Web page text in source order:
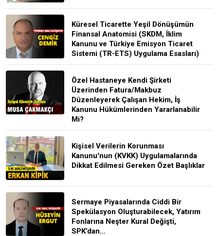
Küresel Ticarette Yeşil Dönüşümün
Finansal Anatomisi (SKDM, İklim
Kanunu ve Türkiye Emisyon Ticaret
Sistemi (TR-ETS) Uygulama Esasları)
Özel Hastaneye Kendi Şirketi
Üzerinden Fatura/Makbuz
Düzenleyerek Çalışan Hekim, İş
Kanunu Hükümlerinden Yararlanabilir
Mi?
Kişisel Verilerin Korunması
Kanunu'nun (KVKK) Uygulamalarında
Dikkat Edilmesi Gereken Özet Başlıklar
Sermaye Piyasalarında Ciddi Bir
Spekülasyon Oluşturabilecek, Yatırım
Fonlarına Neşter Kural Değişti,
SPK’dan...